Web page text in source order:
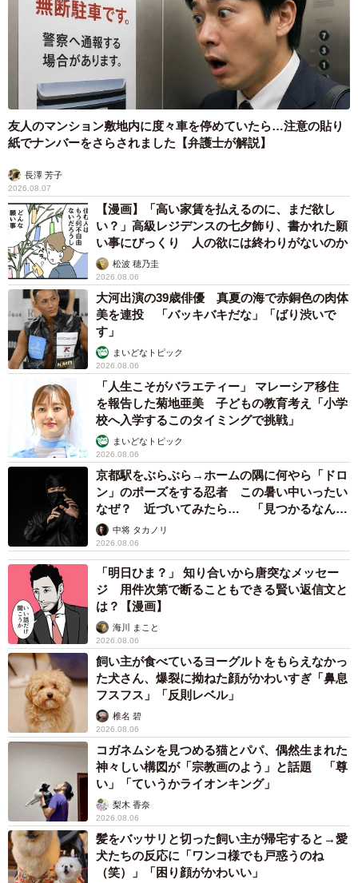
友人のマンション敷地内に度々車を停めていたら…注意の貼り
紙でナンバーをさらされました【弁護士が解説】
長澤 芳子
2026.08.07
【漫画】「高い家賃を払えるのに、まだ欲し
い？」高級レジデンスの七夕飾り、書かれた願
い事にびっくり 人の欲には終わりがないのか
松波 穂乃圭
2026.08.06
大河出演の39歳俳優 真夏の海で赤銅色の肉体
美を連投 「バッキバキだな」「ばり渋いで
す」
まいどなトピック
2026.08.06
「人生こそがバラエティー」 マレーシア移住
を報告した菊地亜美 子どもの教育考え「小学
校へ入学するこのタイミングで挑戦」
まいどなトピック
2026.08.06
京都駅をぶらぶら→ホームの隅に何やら「ドロ
ン」のポーズをする忍者 この暑い中いったい
なぜ？ 近づいてみたら… 「見つかるなんて
未熟」中将 タカノリ
2026.08.06
「明日ひま？」 知り合いから唐突なメッセー
ジ 用件次第で断ることもできる賢い返信文と
は？【漫画】
海川 まこと
2026.08.06
飼い主が食べているヨーグルトをもらえなかっ
た犬さん、爆裂に拗ねた顔がかわいすぎ「鼻息
フスフス」「反則レベル」
椎名 碧
2026.08.06
コガネムシを見つめる猫とパパ、偶然生まれた
神々しい構図が「宗教画のよう」と話題 「尊
い」「ていうかライオンキング」
梨木 香奈
2026.08.06
髪をバッサリと切った飼い主が帰宅すると→愛
犬たちの反応に「ワンコ様でも戸惑うのね
（笑）」「困り顔がかわいい」